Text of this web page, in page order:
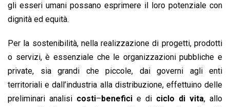
gli esseri umani possano esprimere il loro potenziale con
dignità ed equità.
Per la sostenibilità, nella realizzazione di progetti, prodotti
o servizi, è essenziale che le organizzazioni pubbliche e
private, sia grandi che piccole, dai governi agli enti
territoriali e dall’industria alla distribuzione, effettuino delle
preliminari analisi costi– benefici e di ciclo di vita, allo